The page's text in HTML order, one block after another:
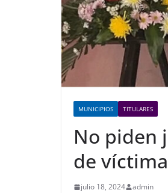
MUNICIPIOS TITULARES
No piden
de
julio 18, 2024 admin